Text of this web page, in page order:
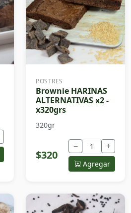
POSTRES
Brownie HARINAS
ALTERNATIVAS x2 -
x320grs
320gr
$320
− +
Agregar